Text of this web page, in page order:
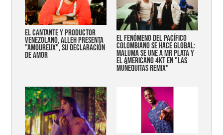
EL CANTANTE Y PRODUCTOR
VENEZOLANO, ALLEH PRESENTA
"AMOUREUX", SU DECLARACIÓN
DE AMOR
EL FENÓMENO DEL PACÍFICO
COLOMBIANO SE HACE GLOBAL:
MALUMA SE UNE A MR PLATA Y
EL AMERICANO 4KT EN "LAS
MUÑEQUITAS REMIX"